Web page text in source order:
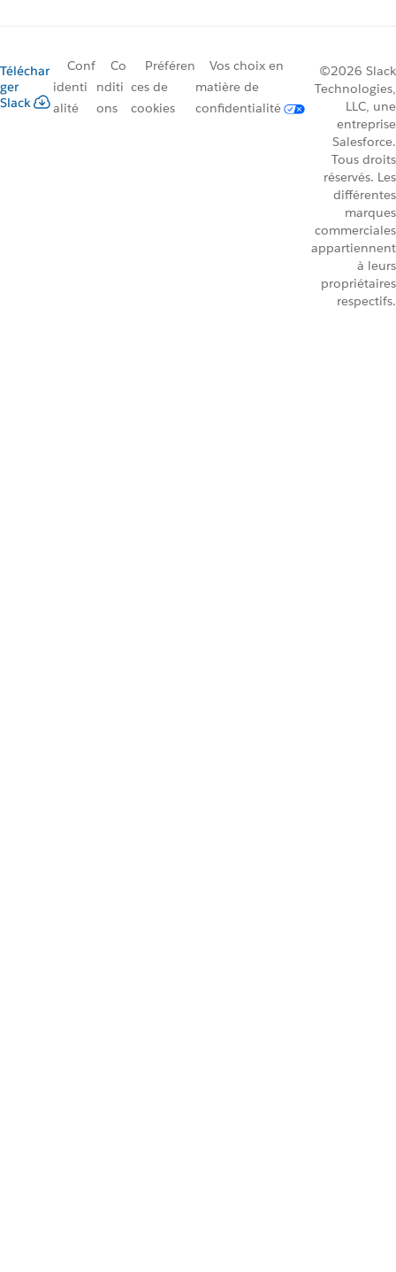
Téléchar
ger
Slack
Conf
identi
alité
Co
nditi
ons
Préféren
ces de
cookies
Vos choix en
matière de
confidentialité
©2026 Slack
Technologies,
LLC, une
entreprise
Salesforce.
Tous droits
réservés. Les
différentes
marques
commerciales
appartiennent
à leurs
propriétaires
respectifs.